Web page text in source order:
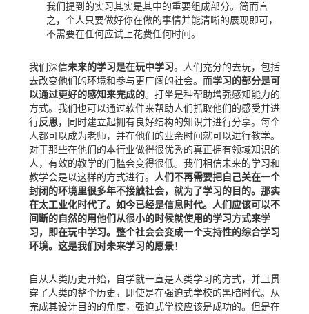
我们提到的实习其实是其中的重要组成部分。简而言
之，个人只要做好你在做的事情并能清晰的展现即可，
不需要在任何应试上花费任何时间。
我们深信未来的学习是在玩中学习。人们充分的去玩，包括
去改变他们的环境和参与更广阔的社会。而学习的部分是可
以通过更好的感知来完成的。打坐是种帮助增强感知能力的
方式。我们也可以通过软件来帮助人们抓取他们的感受并进
行反思，同时建立起拥有良好结构的知识并进行分享。每个
人都可以成为老师，并在他们的业余时间就可以进行教学。
对于那些在他们的本行业做得很优秀的真正拥有领域知识的
人，有效的教学的门槛会变得很低。我们相信未来的学习和
教学会是以这样的方式进行。
人们不再需要把自己关在一个
封闭的环境里很多年不接触社会，就为了学习的目的。那实
在太工业化时代了。如今已经是信息时代。人们应该可以不
间断的自然的用他们从很小的时候就使用的学习方式来学
习，即在玩中学习。整个社会会变成一个支持性的综合学习
环境。这是我们对未来学习的愿景！
自从人类历史开始，自学就一直是人类学习的方式，并且贯
穿了人类的整个历史，即使是在强迫式学校的黑暗时代。从
完成其设计目的的角度，强迫式学校应该是成功的。但是在